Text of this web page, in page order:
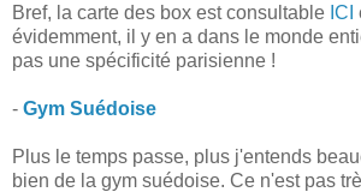
Bref, la carte des box est consultable ICI
évidemment, il y en a dans le monde
pas une spécificité parisienne !
- Gym Suédoise
Plus le temps passe, plus j'entends
bien de la gym suédoise. Ce n'est pas